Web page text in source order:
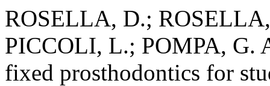
ROSELLA, D.;
PICCOLI, L.; POMPA, G.
fixed prosthodontics for